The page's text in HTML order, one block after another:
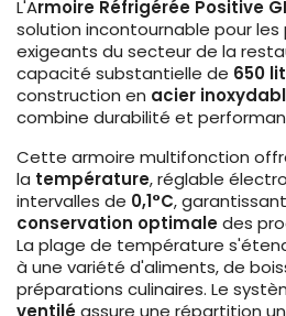
L'Armoire Réfrigérée Positive
solution incontournable pour les
exigeants du secteur de la
capacité substantielle de 650
construction en acier
combine durabilité et
Cette armoire multifonction
la température, réglable
intervalles de 0,1°C,
conservation optimaledes
La plage de température
à une variété d'aliments, de
préparations culinaires. Le
ventiléassure une répartition